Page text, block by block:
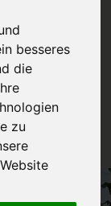
besseres
die
zu
nicht
Zeit